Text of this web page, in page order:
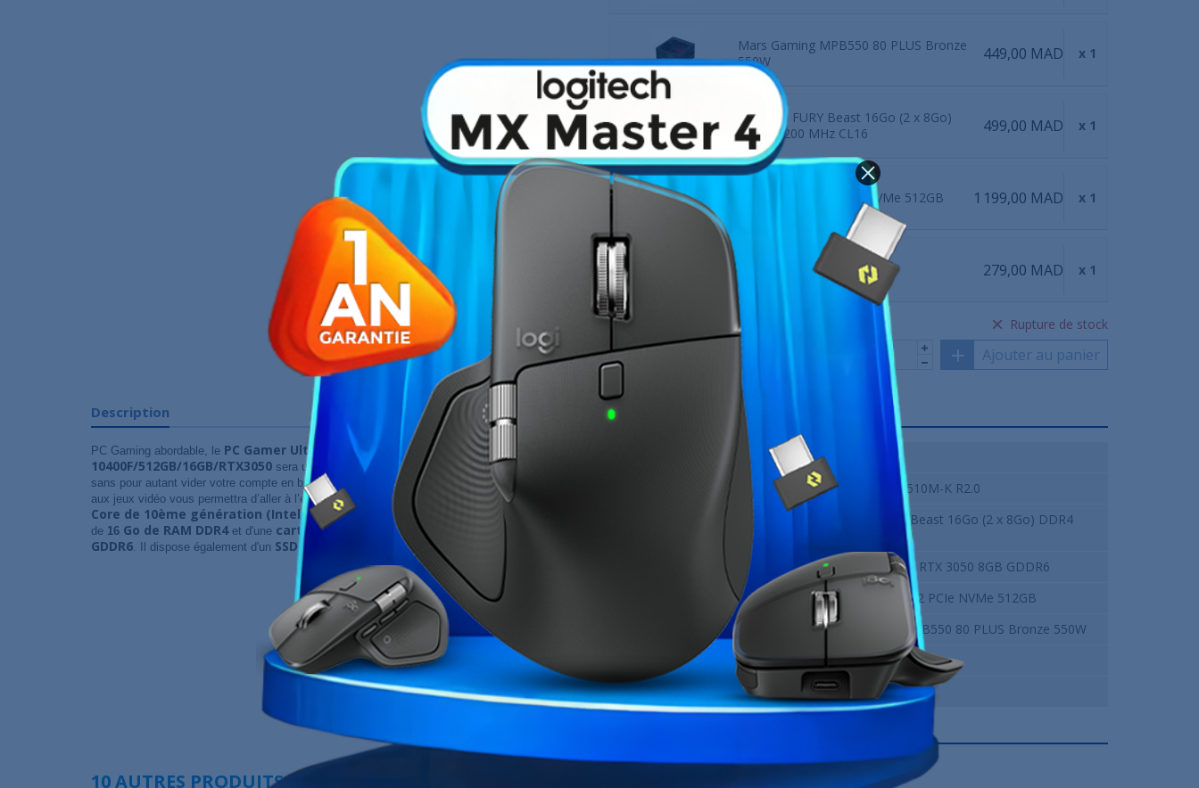
Mars Gaming MPB550 80 PLUS Bronze
550W
449,00 MAD x 1
Kingston FURY Beast 16Go (2 x 8Go)
DDR4 3200 MHz CL16
499,00 MAD x 1
Lexar NM620 M.2 PCIe NVMe 512GB 1 199,00 MAD x 1
XTRMLAB LYNX 279,00 MAD x 1
Rupture de stock
Ajouter au panier
Description
PC Gaming abordable, le PC Gamer UltraPC Core i5
10400F/512GB/16GB/RTX3050 sera un allié de choix pour jouer aux jeux les plus récents
sans pour autant vider votre compte en banque. Particulièrement efficace, cet ordinateur dédié
aux jeux vidéo vous permettra d’aller à l’essentiel. Il est équipé d'un
processeur Intel 6-
Core de 10ème génération (Intel Comet Lake)
, d'une
de 16 Go de RAM DDR4 et d'une carte graphique Nvidia GeForce RTX 3050 8Go
GDDR6. Il dispose également d'un SSD 512Go.
Fiche technique
Intel BOX
ASUS PRIME H510M-K R2.0
Kingston FURY Beast 16Go (2 x 8Go) DDR4
3200 MHz CL16
NVIDIA GeForce RTX 3050 8GB GDDR6
Lexar NM620 M.2 PCIe NVMe 512GB
Mars Gaming MPB550 80 PLUS Bronze 550W
XTRMLAB LYNX
Garantie
12 Mois
10 AUTRES PRODUITS DANS LA MÊME CATÉGORIE :